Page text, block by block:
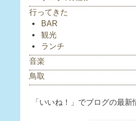
行ってきた
BAR
観光
ランチ
音楽
鳥取
「いいね！」でブログの最新